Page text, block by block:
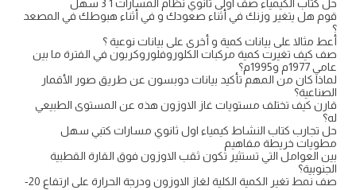
حل كتاب الكيمياء صف اولى ثانوي نظام المسارات 1 3 سهل
قوم هل يتغير وزنك في أثناء صعودك و في أثناء هبوطك في المصعد
؟
أعط مثالا على بيانات كمية و أخرى على بيانات نوعية ؟
صف كيف تغيرت كمية مركبات الكلوروفلوروكربون في الفترة ما بين
عامي 1977م و1995م؟
لماذا كان من المهم تأكيد بيانات دوبسون عن طريق صور الأقمار
الصناعية؟
قارن كيف تختلف مستويات غاز الاوزون هذه عن المستوى الطبيعي
له؟
حل تجارب كتاب النشاط كيمياء اول ثانوي مسارات كتبي سهل
مطويات خريطة مفاهيم
بين العوامل التي تستثير تكون ثقب الاوزون فوق القارة القطبية
الجنوبية؟
صف نمط تغير الكمية الكلية لغاز الاوزون ودرجة الحرارة على ارتفاع 20-